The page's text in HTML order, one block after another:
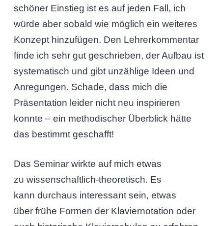
schöner Einstieg ist es auf jeden Fall, ich
würde aber sobald wie möglich ein weiteres
Konzept hinzufügen. Den Lehrerkommentar
finde ich sehr gut geschrieben, der Aufbau ist
systematisch und gibt unzählige Ideen und
Anregungen. Schade, dass mich die
Präsentation leider nicht neu inspirieren
konnte – ein methodischer Überblick hätte
das bestimmt geschafft!
Das Seminar wirkte auf mich etwas
zu wissenschaftlich-theoretisch. Es
kann durchaus interessant sein, etwas
über frühe Formen der Klaviernotation oder